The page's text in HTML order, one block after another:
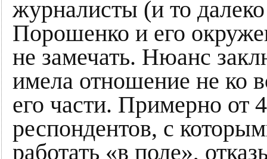
журналисты (и то
Порошенко и его
не замечать. Нюанс
имела отношение не ко
его части. Примерно от
респондентов, с
работать «в поле»,